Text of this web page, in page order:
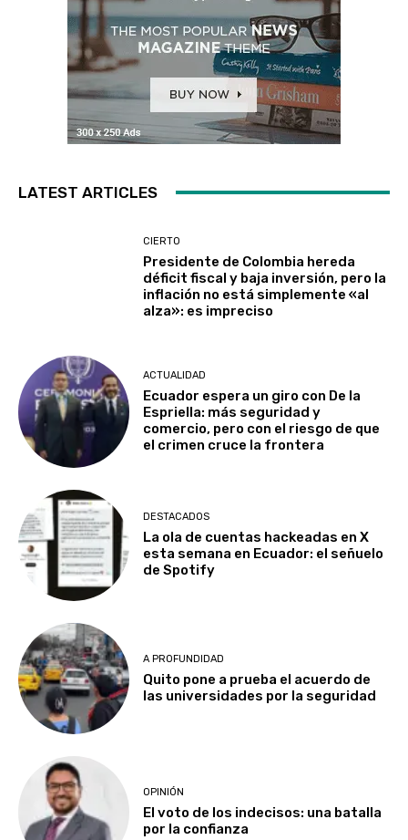
LATEST ARTICLES
CIERTO
Presidente de Colombia hereda
déficit fiscal y baja inversión, pero la
inflación no está simplemente «al
alza»: es impreciso
ACTUALIDAD
Ecuador espera un giro con De la
Espriella: más seguridad y
comercio, pero con el riesgo de que
el crimen cruce la frontera
DESTACADOS
La ola de cuentas hackeadas en X
esta semana en Ecuador: el señuelo
de Spotify
A PROFUNDIDAD
Quito pone a prueba el acuerdo de
las universidades por la seguridad
OPINIÓN
El voto de los indecisos: una batalla
por la confianza